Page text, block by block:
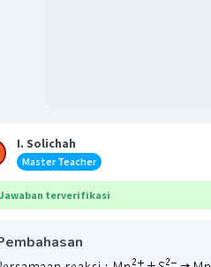
I. Solichah
Master Teacher
Jawaban terverifikasi